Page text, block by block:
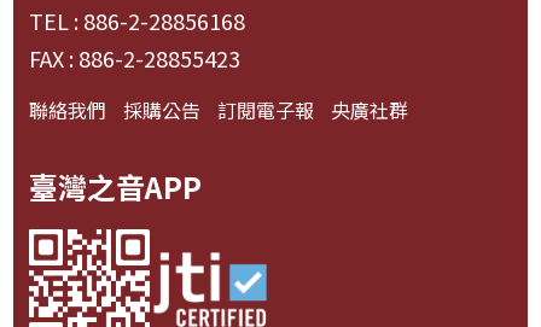
TEL : 886-2-28856168
FAX : 886-2-28855423
聯絡我們 採購公告 訂閱電子報 央廣社群
臺灣之音APP